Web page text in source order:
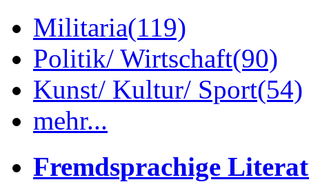
Militaria(119)
Politik/ Wirtschaft(90)
Kunst/ Kultur/ Sport(54)
mehr...
Fremdsprachige